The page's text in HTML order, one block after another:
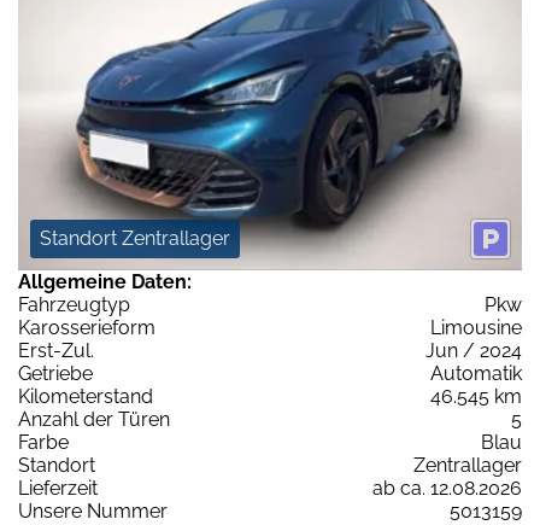
Standort Zentrallager
Allgemeine Daten:
Fahrzeugtyp
Pkw
Karosserieform
Limousine
Erst-Zul.
Jun / 2024
Getriebe
Automatik
Kilometerstand
46.545 km
Anzahl der Türen
5
Farbe
Blau
Standort
Zentrallager
Lieferzeit
ab ca. 12.08.2026
Unsere Nummer
5013159